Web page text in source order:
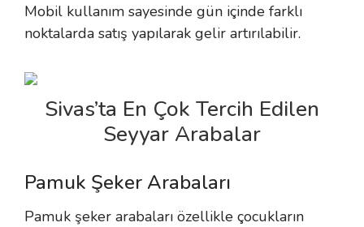
Mobil kullanım sayesinde gün içinde farklı
noktalarda satış yapılarak gelir artırılabilir.
Sivas’ta En Çok Tercih Edilen
Seyyar Arabalar
Pamuk Şeker Arabaları
Pamuk şeker arabaları özellikle çocukların